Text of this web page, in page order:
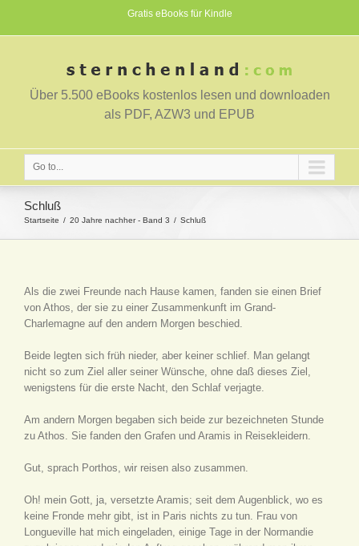
Gratis eBooks für Kindle
Über 5.500 eBooks kostenlos lesen und downloaden
als PDF, AZW3 und EPUB
Go to...
Schluß
Startseite 20 Jahre nachher - Band 3 Schluß
Als die zwei Freunde nach Hause kamen, fanden sie einen Brief
von Athos, der sie zu einer Zusammenkunft im Grand-
Charlemagne auf den andern Morgen beschied.
Beide legten sich früh nieder, aber keiner schlief. Man gelangt
nicht so zum Ziel aller seiner Wünsche, ohne daß dieses Ziel,
wenigstens für die erste Nacht, den Schlaf verjagte.
Am andern Morgen begaben sich beide zur bezeichneten Stunde
zu Athos. Sie fanden den Grafen und Aramis in Reisekleidern.
Gut, sprach Porthos, wir reisen also zusammen.
Oh! mein Gott, ja, versetzte Aramis; seit dem Augenblick, wo es
keine Fronde mehr gibt, ist in Paris nichts zu tun. Frau von
Longueville hat mich eingeladen, einige Tage in der Normandie